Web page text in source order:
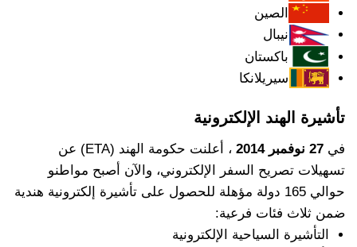
الصين
نيبال
باكستان
سيريلانكا
تأشيرة الهند الإلكترونية
في 27 نوفمبر 2014
، أعلنت حكومة الهند (ETA) عن
تسهيلات تصريح السفر الإلكتروني، والآن أصبح مواطنو
حوالي 165 دولة مؤهلة للحصول على تأشيرة إلكترونية هندية
ضمن ثلاث فئات فرعية:
التأشيرة السياحية الإلكترونية